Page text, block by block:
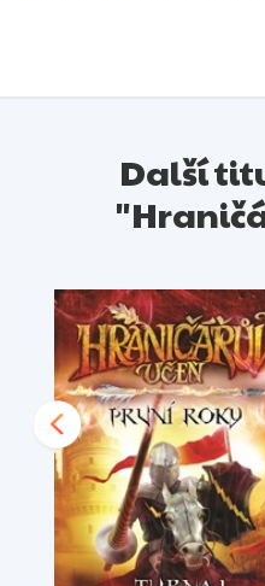
Další